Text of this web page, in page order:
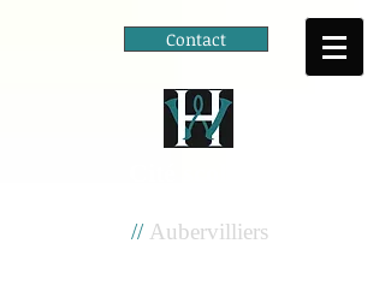
Contact
//Aubervilliers